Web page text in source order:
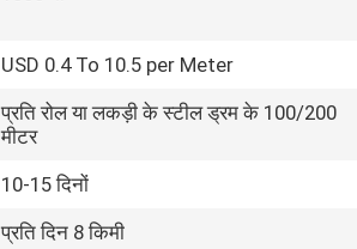
USD 0.4 To 10.5 per Meter
प्रति रोल या लकड़ी के स्टील ड्रम के 100/200
मीटर
10-15 दिनों
प्रति दिन 8 किमी